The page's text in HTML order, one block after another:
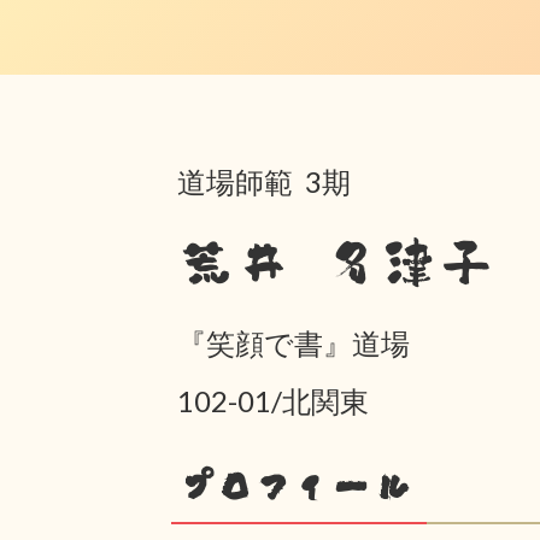
道場師範 3期
荒井 名津子
『笑顔で書』道場
102-01/北関東
プロフィール